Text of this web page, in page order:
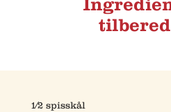
1⁄2 spisskål